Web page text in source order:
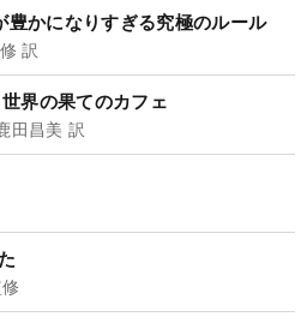
かになりすぎる究極のルール
訳
界の果てのカフェ
田昌美 訳